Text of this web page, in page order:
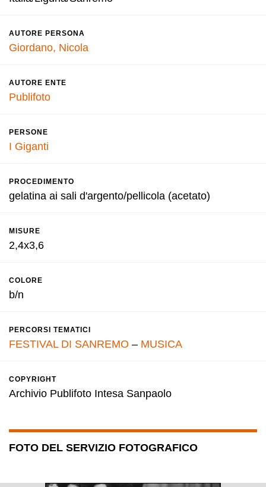
AUTORE PERSONA
Giordano, Nicola
AUTORE ENTE
Publifoto
PERSONE
I Giganti
PROCEDIMENTO
gelatina ai sali d'argento/pellicola (acetato)
MISURE
2,4x3,6
COLORE
b/n
PERCORSI TEMATICI
FESTIVAL DI SANREMO – MUSICA
COPYRIGHT
Archivio Publifoto Intesa Sanpaolo
FOTO DEL SERVIZIO FOTOGRAFICO